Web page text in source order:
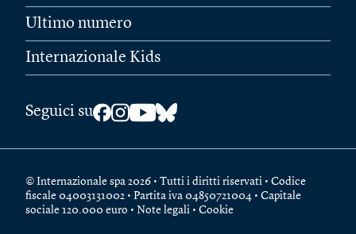
Ultimo numero
Internazionale Kids
Seguici su
© Internazionale spa 2026 • Tutti i diritti riservati • Codice
fiscale 04003131002 • Partita iva 04850721004 • Capitale
sociale 120.000 euro • Note legali • Cookie